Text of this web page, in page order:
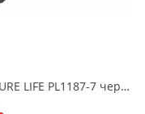
Смеситель для раковины Maxonor PURE LIFE PL1187-7 черный